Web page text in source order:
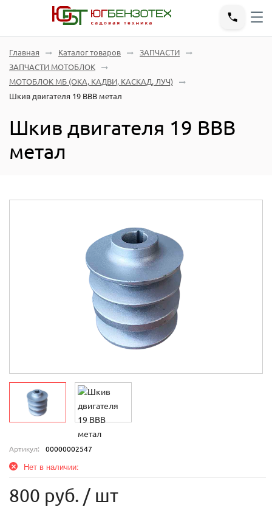
Главная Каталог товаров
ЗАПЧАСТИ
ЗАПЧАСТИ МОТОБЛОК
МОТОБЛОК МБ (ОКА, КАДВИ, КАСКАД, ЛУЧ)
Шкив двигателя 19 ВВВ метал
Шкив двигателя 19 ВВВ
метал
Артикул: 00000002547
Нет в наличии:
800 руб. / шт